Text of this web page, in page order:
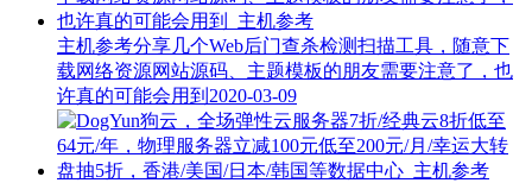
主机参考分享几个Web后门查杀检测扫描工具，随意下
载网络资源网站源码、主题模板的朋友需要注意了，也
许真的可能会用到 2020-03-09